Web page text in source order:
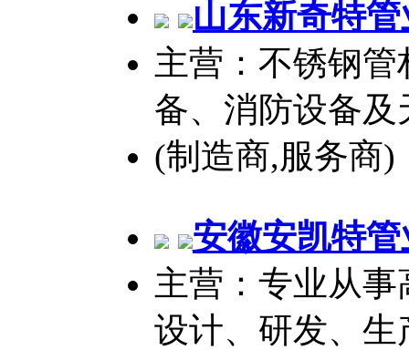
山东新奇特
主营：不锈钢
备、消防设备
(制造商,服务商
安徽安凯特
主营：专业从
设计、研发、